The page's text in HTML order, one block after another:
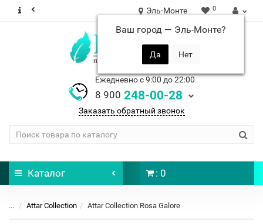
Эль-Монте
Ваш город — Эль-Монте?
0
Ежедневно с 9:00 до 22:00
8 900 248-00-28
Заказать обратный звонок
Каталог : 0
... Attar Collection Attar Collection Rosa Galore